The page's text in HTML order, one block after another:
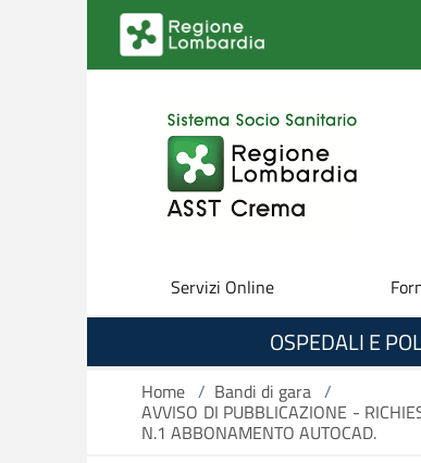
Salta al contenuto principale
Servizi Online
OSPEDALI E
Home / Bandi di gara /
AVVISO DI PUBBLICAZIONE -
N.1 ABBONAMENTO AUTOCAD.